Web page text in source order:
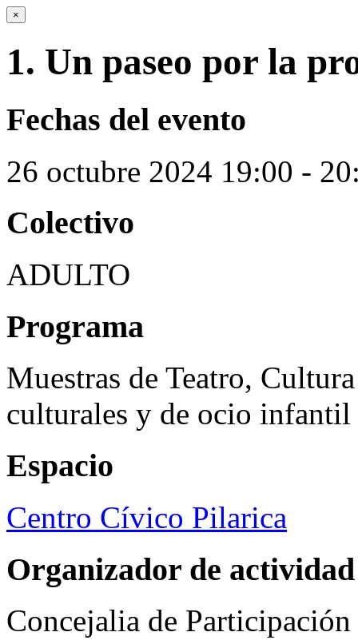
×
1. Un paseo por la
Fechas del evento
26 octubre 2024 19:00 -
Colectivo
ADULTO
Programa
Muestras de Teatro,
culturales y de ocio infantil
Espacio
Centro Cívico Pilarica
Organizador de actividad
Concejalia de